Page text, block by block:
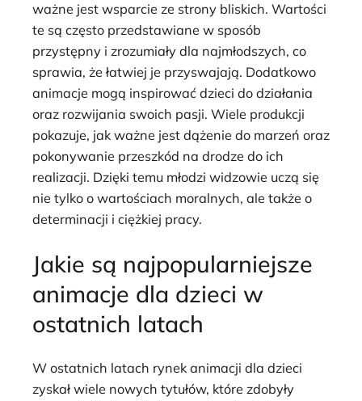
ważne jest wsparcie ze strony bliskich. Wartości
te są często przedstawiane w sposób
przystępny i zrozumiały dla najmłodszych, co
sprawia, że łatwiej je przyswajają. Dodatkowo
animacje mogą inspirować dzieci do działania
oraz rozwijania swoich pasji. Wiele produkcji
pokazuje, jak ważne jest dążenie do marzeń oraz
pokonywanie przeszkód na drodze do ich
realizacji. Dzięki temu młodzi widzowie uczą się
nie tylko o wartościach moralnych, ale także o
determinacji i ciężkiej pracy.
Jakie są najpopularniejsze
animacje dla dzieci w
ostatnich latach
W ostatnich latach rynek animacji dla dzieci
zyskał wiele nowych tytułów, które zdobyły